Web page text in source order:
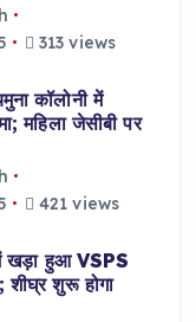
313 views
कॉलोनी में
महिला जेसीबी पर
421 views
खड़ा हुआ VSPS
शुरू होगा